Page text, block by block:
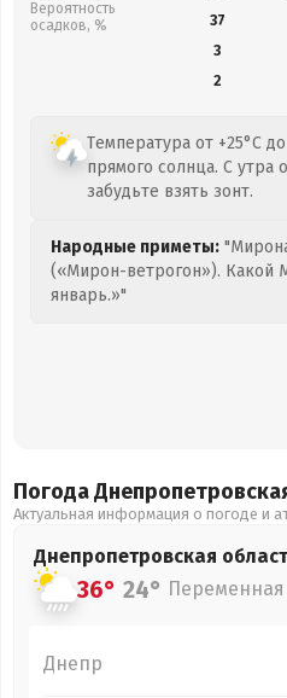
Вероятность
осадков, %
37
3
2
Температура от +25°C
прямого солнца. С утра
забудьте взять зонт.
Народные приметы:
(«Мирон-ветрогон»). Какой
январь.»"
Погода
Актуальная информация о погоде и
Днепропетровская
36° 24°
Днепр